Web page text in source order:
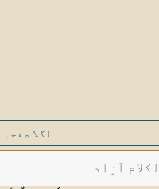
اگلا صفحہ
آزاد